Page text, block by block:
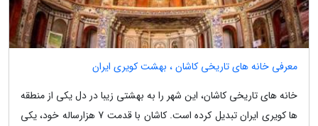
معرفی خانه های تاریخی کاشان ، بهشت کویری ایران
خانه های تاریخی کاشان، این شهر را به بهشتی زیبا در دل یکی از منطقه
ها کویری ایران تبدیل کرده است. کاشان با قدمت 7 هزارساله خود، یکی